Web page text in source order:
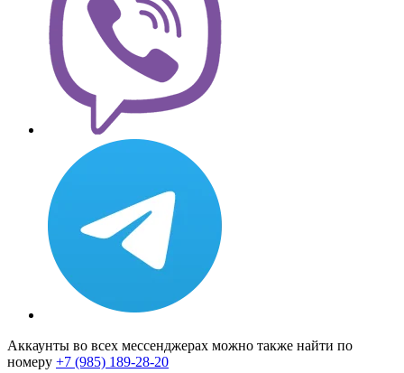
Аккаунты во всех мессенджерах можно также найти по
номеру +7 (985) 189-28-20